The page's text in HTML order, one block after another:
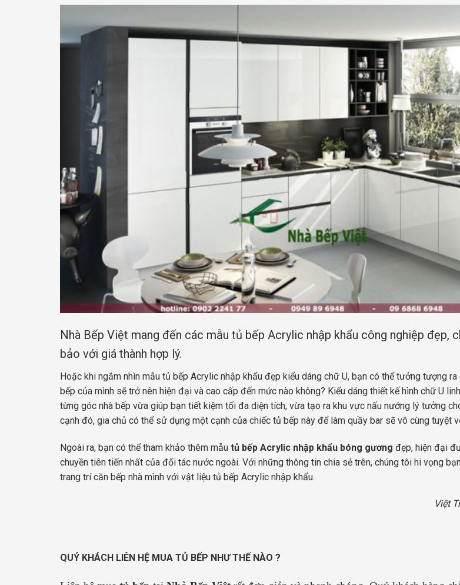
Nhà Bếp Việt mang đến các mẫu tủ bếp Acrylic nhập khẩu công nghiệp đẹp,
bảo với giá thành hợp lý.
Hoặc khi ngắm nhìn mẫu tủ bếp Acrylic nhập khẩu đẹp kiểu dáng chữ U, bạn có thể tưởng tượng
bếp của mình sẽ trở nên hiện đại và cao cấp đến mức nào không? Kiểu dáng thiết kế hình chữ U
từng góc nhà bếp vừa giúp bạn tiết kiệm tối đa diện tích, vừa tạo ra khu vực nấu nướng lý tưởng
cạnh đó, gia chủ có thể sử dụng một cạnh của chiếc tủ bếp này để làm quầy bar sẽ vô cùng tuyệt
Ngoài ra, bạn có thể tham khảo thêm mẫu tủ bếp Acrylic nhập khẩu bóng gương đẹp, hiện đại
chuyền tiên tiến nhất của đối tác nước ngoài. Với những thông tin chia sẻ trên, chúng tôi hi vọng
trang trí căn bếp nhà mình với vật liệu tủ bếp Acrylic nhập khẩu.
Việt
QUÝ KHÁCH LIÊN HỆ MUA TỦ BẾP NHƯ THẾ NÀO ?